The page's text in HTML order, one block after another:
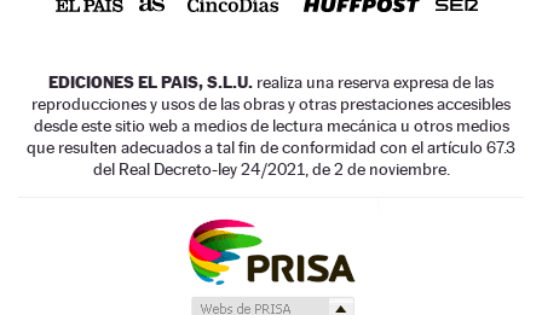
EDICIONES EL PAIS, S.L.U. realiza una reserva expresa de las
reproducciones y usos de las obras y otras prestaciones accesibles
desde este sitio web a medios de lectura mecánica u otros medios
que resulten adecuados a tal fin de conformidad con el artículo 67.3
del Real Decreto-ley 24/2021, de 2 de noviembre.